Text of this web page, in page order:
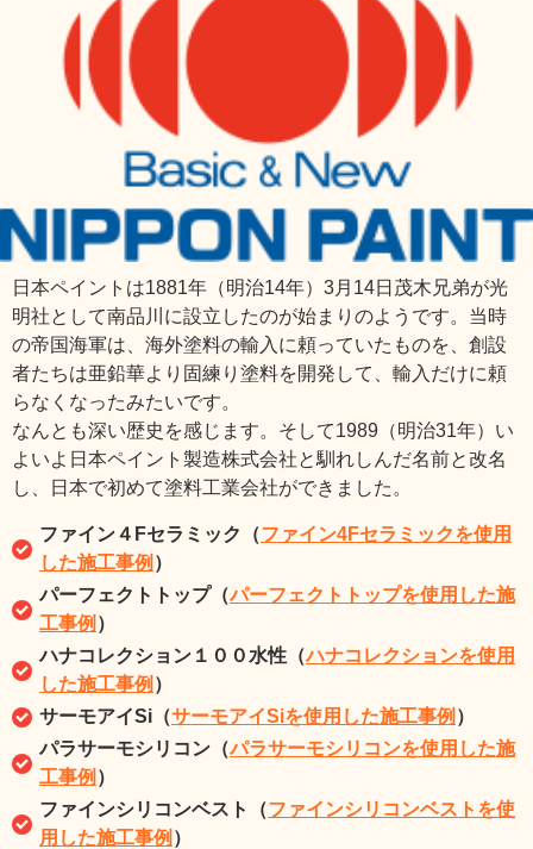
日本ペイントは1881年（明治14年）3月14日茂木兄弟が光
明社として南品川に設立したのが始まりのようです。当時
の帝国海軍は、海外塗料の輸入に頼っていたものを、創設
者たちは亜鉛華より固練り塗料を開発して、輸入だけに頼
らなくなったみたいです。
なんとも深い歴史を感じます。そして1989（明治31年）い
よいよ日本ペイント製造株式会社と馴れしんだ名前と改名
し、日本で初めて塗料工業会社ができました。
ファイン４Fセラミック（ファイン4Fセラミックを使用
した施工事例 ）
パーフェクトトップ（パーフェクトトップを使用した施
工事例 ）
ハナコレクション１００水性（ハナコレクションを使用
した施工事例 ）
サーモアイSi（サーモアイSiを使用した施工事例 ）
パラサーモシリコン（パラサーモシリコンを使用した施
工事例 ）
ファインシリコンベスト（ファインシリコンベストを使
用した施工事例 ）